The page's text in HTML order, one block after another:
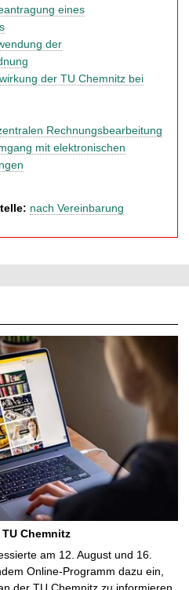
eines
der
der TU Chemnitz bei
Rechnungsbearbeitung
mit elektronischen
nach Vereinbarung
Chemnitz
am 12. August und 16.
Online-Programm dazu ein,